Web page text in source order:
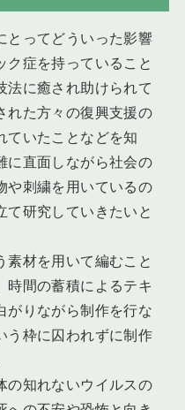
とってどういった影響
ク症を持っていること
法に癒され助けられて
れた方々の復興支援の
ていたことなどを知
に直面しながら社会の
や刺繍を用いているの
研究していきたいと
素材を用いて編むこと
時間の蓄積によるテキ
がりながら制作を行な
う枠に囚われずに制作
の知れないウイルスの